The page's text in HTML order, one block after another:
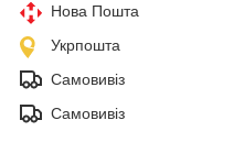
Нова Пошта
Укрпошта
Самовивіз
Самовивіз